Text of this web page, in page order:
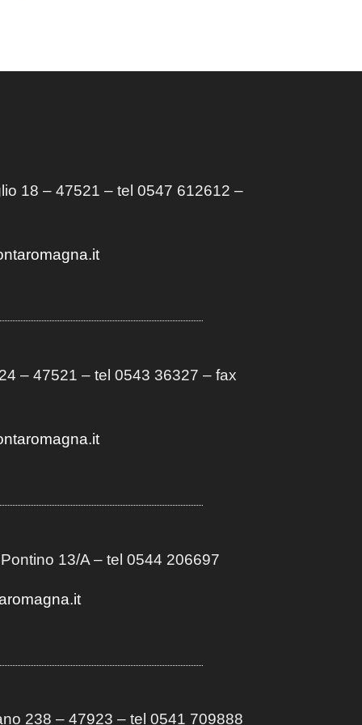
18 – 47521 – tel 0547 612612 –
– 47521 – tel 0543 36327 – fax
13/A– tel 0544 206697
238 – 47923 – tel 0541 709888